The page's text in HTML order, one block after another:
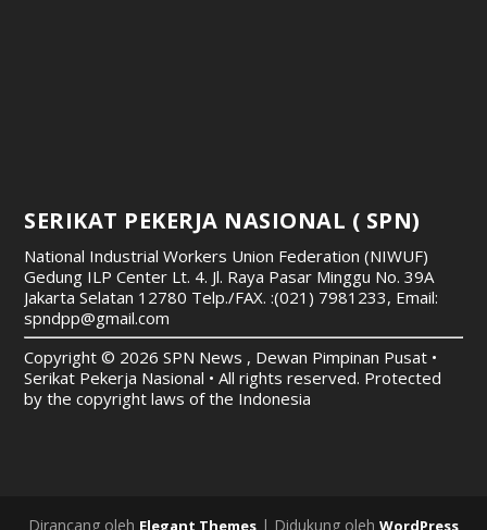
SERIKAT PEKERJA NASIONAL ( SPN)
National Industrial Workers Union Federation (NIWUF)
Gedung ILP Center Lt. 4. Jl. Raya Pasar Minggu No. 39A
Jakarta Selatan 12780 Telp./FAX. :(021) 7981233, Email:
spndpp@gmail.com
Copyright © 2026 SPN News , Dewan Pimpinan Pusat •
Serikat Pekerja Nasional • All rights reserved. Protected
by the copyright laws of the Indonesia
Dirancang oleh Elegant Themes | Didukung oleh WordPress